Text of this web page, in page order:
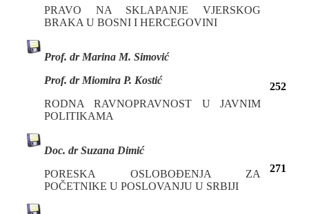
PRAVO NA SKLAPANJE VJERSKOG
BRAKA U BOSNI I HERCEGOVINI
Prof. dr Marina M. Simović
Prof. dr Miomira P. Kostić
RODNA RAVNOPRAVNOST U JAVNIM
POLITIKAMA
252
Doc. dr Suzana Dimić
PORESKA OSLOBOĐENJA ZA
POČETNIKE U POSLOVANJU U SRBIJI
271